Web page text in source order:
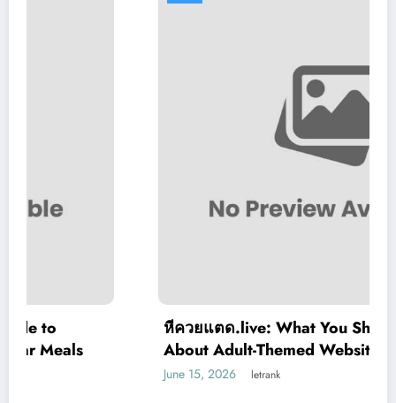
หีควยแตด.live: What You Should Know
About Adult-Themed Websites
letrank